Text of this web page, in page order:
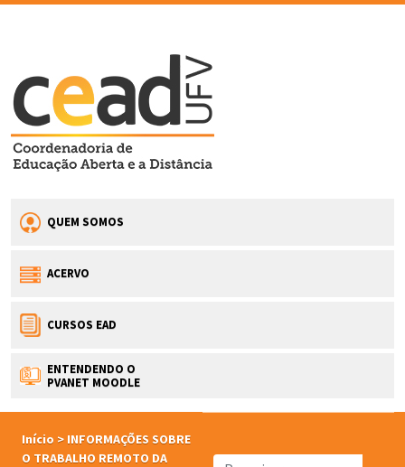
QUEM SOMOS
ACERVO
CURSOS EAD
ENTENDENDO O
PVANET MOODLE
Início > INFORMAÇÕES SOBRE
O TRABALHO REMOTO DA